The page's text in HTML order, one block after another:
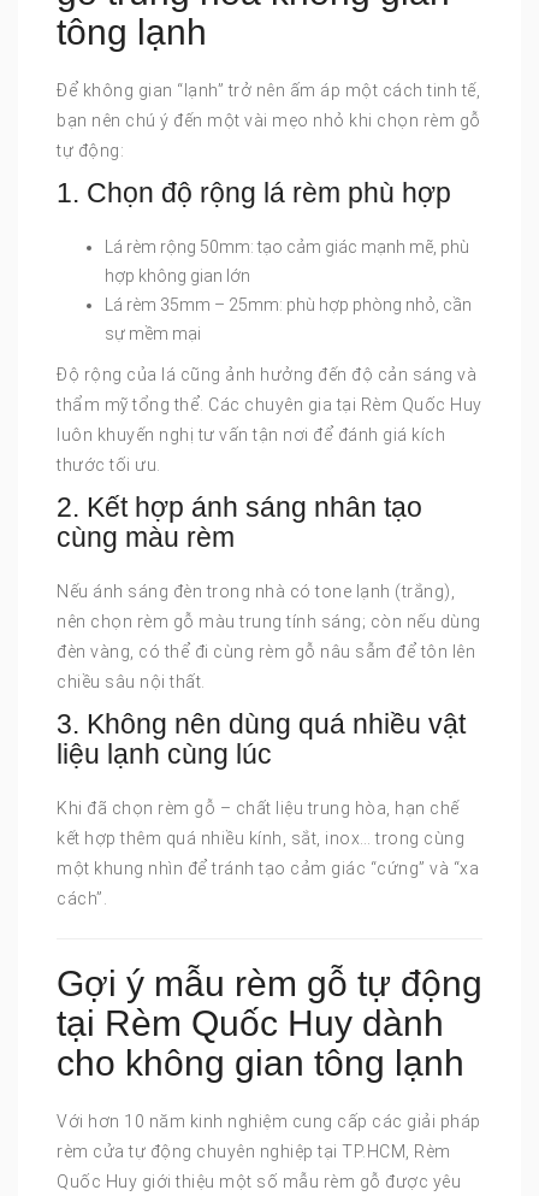
tông lạnh
Để không gian “lạnh” trở nên ấm áp một cách tinh tế,
bạn nên chú ý đến một vài mẹo nhỏ khi chọn rèm gỗ
tự động:
1. Chọn độ rộng lá rèm phù hợp
Lá rèm rộng 50mm: tạo cảm giác mạnh mẽ, phù
hợp không gian lớn
Lá rèm 35mm – 25mm: phù hợp phòng nhỏ, cần
sự mềm mại
Độ rộng của lá cũng ảnh hưởng đến độ cản sáng và
thẩm mỹ tổng thể. Các chuyên gia tại Rèm Quốc Huy
luôn khuyến nghị tư vấn tận nơi để đánh giá kích
thước tối ưu.
2. Kết hợp ánh sáng nhân tạo
cùng màu rèm
Nếu ánh sáng đèn trong nhà có tone lạnh (trắng),
nên chọn rèm gỗ màu trung tính sáng; còn nếu dùng
đèn vàng, có thể đi cùng rèm gỗ nâu sẫm để tôn lên
chiều sâu nội thất.
3. Không nên dùng quá nhiều vật
liệu lạnh cùng lúc
Khi đã chọn rèm gỗ – chất liệu trung hòa, hạn chế
kết hợp thêm quá nhiều kính, sắt, inox… trong cùng
một khung nhìn để tránh tạo cảm giác “cứng” và “xa
cách”.
Gợi ý mẫu rèm gỗ tự động
tại Rèm Quốc Huy dành
cho không gian tông lạnh
Với hơn 10 năm kinh nghiệm cung cấp các giải pháp
rèm cửa tự động chuyên nghiệp tại TP.HCM, Rèm
Quốc Huy giới thiệu một số mẫu rèm gỗ được yêu